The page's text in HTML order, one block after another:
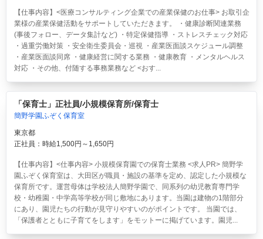
【仕事内容】<医療コンサルティング企業での産業保健のお仕事> お取引企
業様の産業保健活動をサポートしていただきます。 ・健康診断関連業務
(事後フォロー、データ集計など) ・特定保健指導 ・ストレスチェック対応
・過重労働対策 ・安全衛生委員会・巡視 ・産業医面談スケジュール調整
・産業医面談同席 ・健康経営に関する業務 ・健康教育 ・メンタルヘルス
対応 ・その他、付随する事務業務など <おす...
「保育士」正社員/小規模保育所/保育士
簡野学園ふぞく保育室
東京都
正社員：時給1,500円～1,650円
【仕事内容】<仕事内容> 小規模保育園での保育士業務 <求人PR> 簡野学
園ふぞく保育室は、大田区が職員・施設の基準を定め、認定した小規模な
保育所です。運営母体は学校法人簡野学園で、同系列の幼児教育専門学
校・幼稚園・中学高等学校が同じ敷地にあります。当園は建物の1階部分
にあり、園児たちの行動が見守りやすいのがポイントです。 当園では、
「保護者とともに子育てをします」をモットーに掲げています。園児...